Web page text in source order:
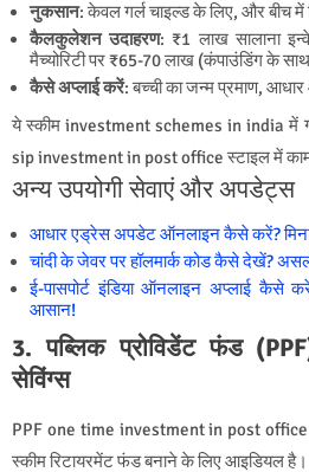
नुकसान: केवल गर्ल चाइल्ड के लिए, और बीच में
कैलकुलेशन उदाहरण: ₹1 लाख सालाना
मैच्योरिटी पर ₹65-70 लाख (कंपाउंडिंग के
कैसे अप्लाई करें: बच्ची का जन्म प्रमाण,
ये स्कीम investment schemes in india में
sip investment in post office स्टाइल में
अन्य उपयोगी सेवाएं और अपडेट्स
आधार एड्रेस अपडेट ऑनलाइन कैसे करें?
चांदी के जेवर पर हॉलमार्क कोड कैसे देखें?
ई-पासपोर्ट इंडिया ऑनलाइन अप्लाई कैसे
आसान!
3. पब्लिक प्रोविडेंट फंड
सेविंग्स
PPF one time investment in post office
स्कीम रिटायरमेंट फंड बनाने के लिए आइडियल है।